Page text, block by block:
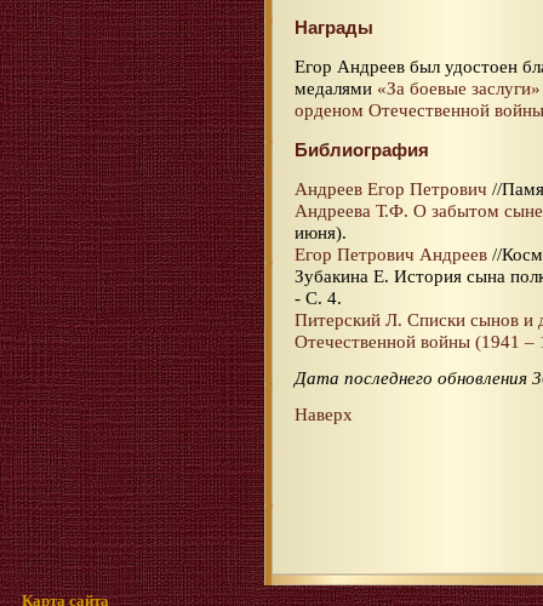
Награды
Егор Андреев был удостоен
медалями «За боевые заслуги»
орденом Отечественной
Библиография
Андреев Егор Петрович //
Андреева Т.Ф. О забытом
июня).
Егор Петрович Андреев //
Зубакина Е. История сына
- С. 4.
Питерский Л. Списки сынов и
Отечественной войны (1941 –
Дата последнего обновления
Наверх
Карта сайта